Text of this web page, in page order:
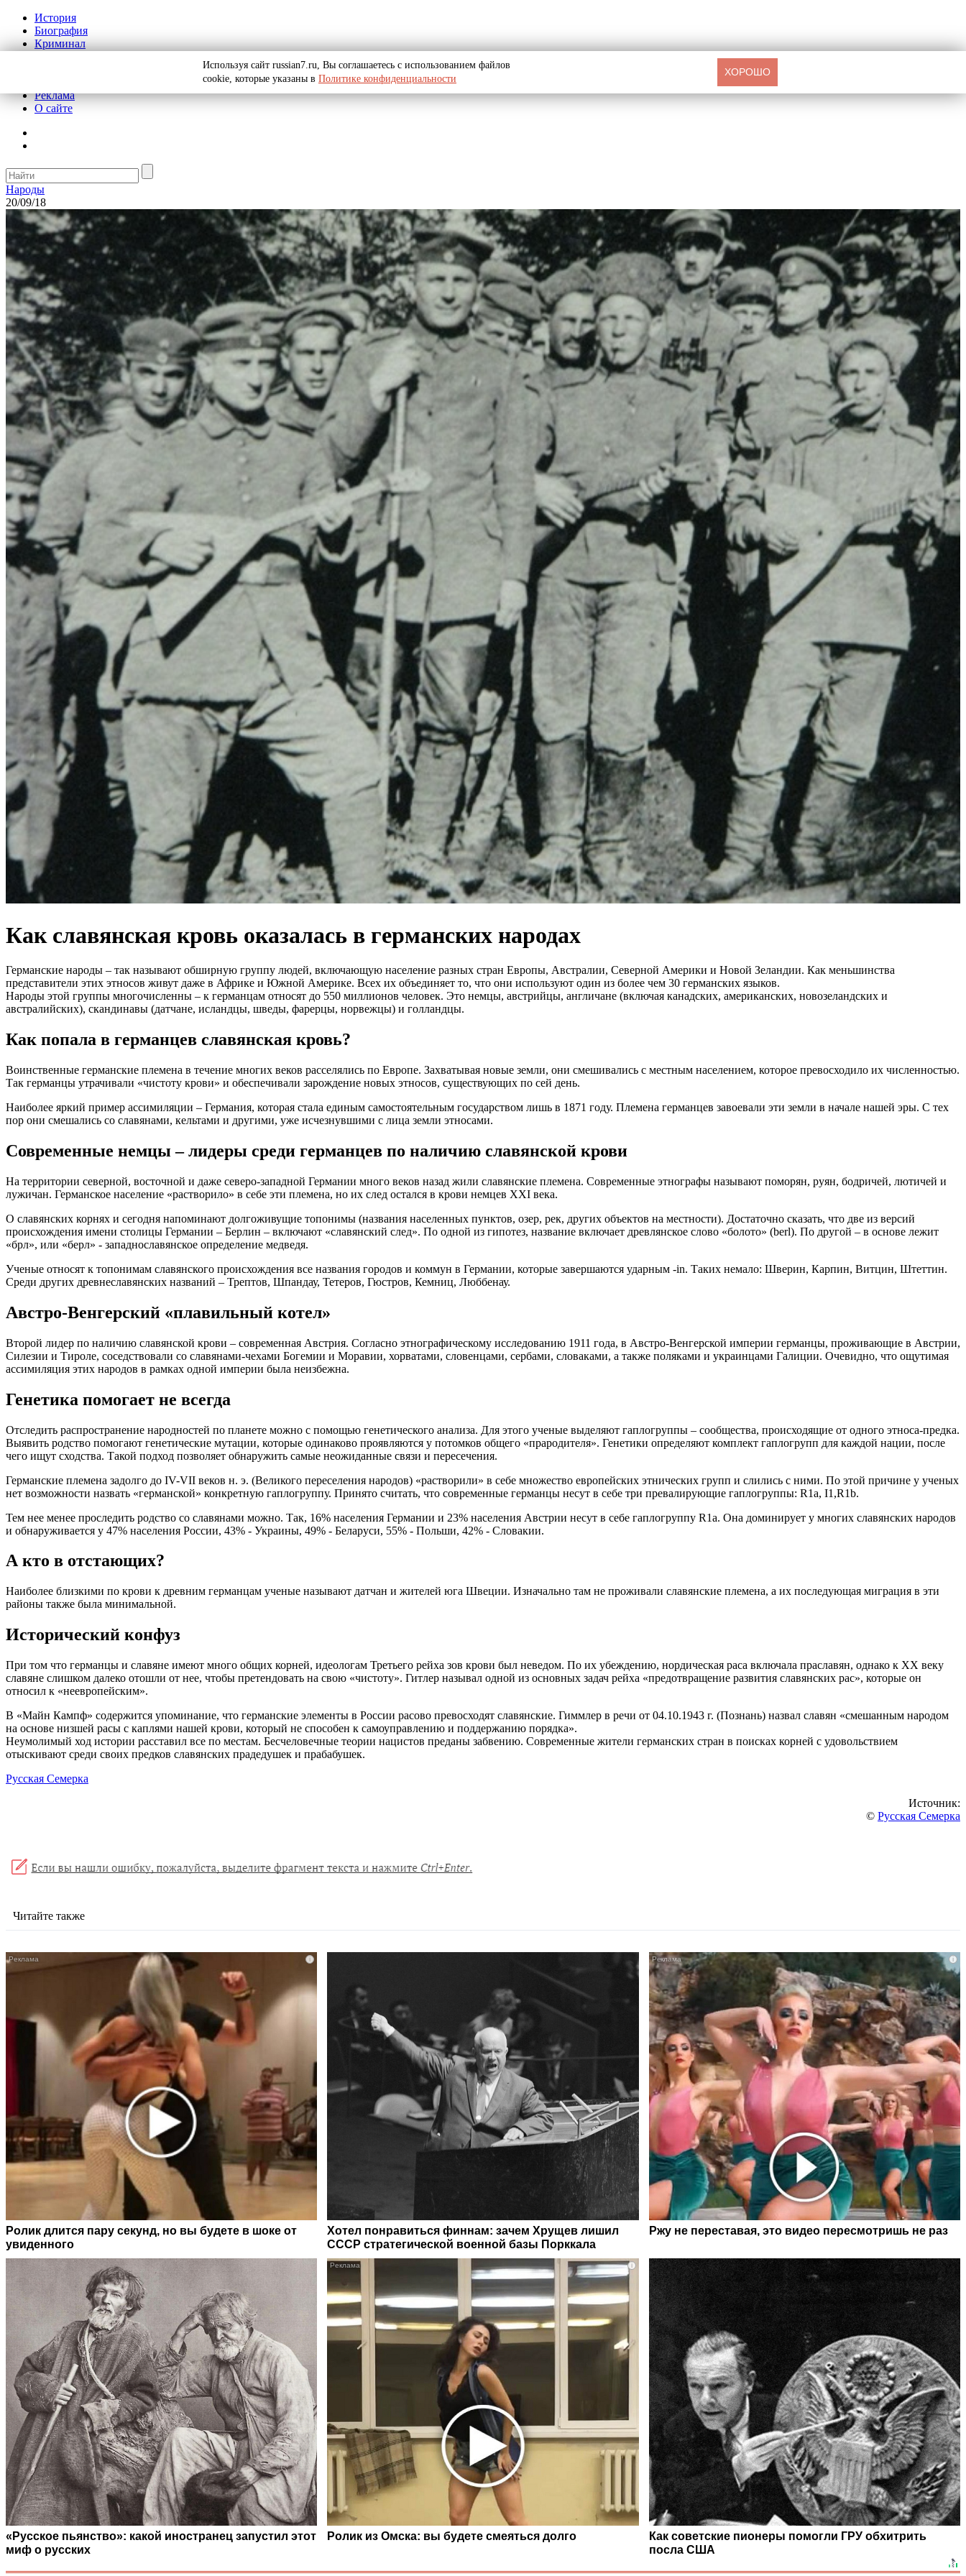
История
Биография
Криминал
Реклама
О сайте
Народы
20/09/18
Как славянская кровь оказалась в германских народах
Германские народы – так называют обширную группу людей, включающую население разных стран Европы, Австралии, Северной Америки и Новой Зеландии. Как меньшинства
представители этих этносов живут даже в Африке и Южной Америке. Всех их объединяет то, что они используют один из более чем 30 германских языков.
Народы этой группы многочисленны – к германцам относят до 550 миллионов человек. Это немцы, австрийцы, англичане (включая канадских, американских, новозеландских и
австралийских), скандинавы (датчане, исландцы, шведы, фарерцы, норвежцы) и голландцы.
Как попала в германцев славянская кровь?
Воинственные германские племена в течение многих веков расселялись по Европе. Захватывая новые земли, они смешивались с местным населением, которое превосходило их численностью.
Так германцы утрачивали «чистоту крови» и обеспечивали зарождение новых этносов, существующих по сей день.
Наиболее яркий пример ассимиляции – Германия, которая стала единым самостоятельным государством лишь в 1871 году. Племена германцев завоевали эти земли в начале нашей эры. С тех
пор они смешались со славянами, кельтами и другими, уже исчезнувшими с лица земли этносами.
Современные немцы – лидеры среди германцев по наличию славянской крови
На территории северной, восточной и даже северо-западной Германии много веков назад жили славянские племена. Современные этнографы называют поморян, руян, бодричей, лютичей и
лужичан. Германское население «растворило» в себе эти племена, но их след остался в крови немцев XXI века.
О славянских корнях и сегодня напоминают долгоживущие топонимы (названия населенных пунктов, озер, рек, других объектов на местности). Достаточно сказать, что две из версий
происхождения имени столицы Германии – Берлин – включают «славянский след». По одной из гипотез, название включает древлянское слово «болото» (berl). По другой – в основе лежит
«брл», или «берл» - западнославянское определение медведя.
Ученые относят к топонимам славянского происхождения все названия городов и коммун в Германии, которые завершаются ударным -in. Таких немало: Шверин, Карпин, Витцин, Штеттин.
Среди других древнеславянских названий – Трептов, Шпандау, Тетеров, Гюстров, Кемниц, Люббенау.
Австро-Венгерский «плавильный котел»
Второй лидер по наличию славянской крови – современная Австрия. Согласно этнографическому исследованию 1911 года, в Австро-Венгерской империи германцы, проживающие в Австрии,
Силезии и Тироле, соседствовали со славянами-чехами Богемии и Моравии, хорватами, словенцами, сербами, словаками, а также поляками и украинцами Галиции. Очевидно, что ощутимая
ассимиляция этих народов в рамках одной империи была неизбежна.
Генетика помогает не всегда
Отследить распространение народностей по планете можно с помощью генетического анализа. Для этого ученые выделяют гаплогруппы – сообщества, происходящие от одного этноса-предка.
Выявить родство помогают генетические мутации, которые одинаково проявляются у потомков общего «прародителя». Генетики определяют комплект гаплогрупп для каждой нации, после
чего ищут сходства. Такой подход позволяет обнаружить самые неожиданные связи и пересечения.
Германские племена задолго до IV-VII веков н. э. (Великого переселения народов) «растворили» в себе множество европейских этнических групп и слились с ними. По этой причине у ученых
нет возможности назвать «германской» конкретную гаплогруппу. Принято считать, что современные германцы несут в себе три превалирующие гаплогруппы: R1a, I1,R1b.
Тем нее менее проследить родство со славянами можно. Так, 16% населения Германии и 23% населения Австрии несут в себе гаплогруппу R1a. Она доминирует у многих славянских народов
и обнаруживается у 47% населения России, 43% - Украины, 49% - Беларуси, 55% - Польши, 42% - Словакии.
А кто в отстающих?
Наиболее близкими по крови к древним германцам ученые называют датчан и жителей юга Швеции. Изначально там не проживали славянские племена, а их последующая миграция в эти
районы также была минимальной.
Исторический конфуз
При том что германцы и славяне имеют много общих корней, идеологам Третьего рейха зов крови был неведом. По их убеждению, нордическая раса включала праславян, однако к ХХ веку
славяне слишком далеко отошли от нее, чтобы претендовать на свою «чистоту». Гитлер называл одной из основных задач рейха «предотвращение развития славянских рас», которые он
относил к «неевропейским».
В «Майн Кампф» содержится упоминание, что германские элементы в России расово превосходят славянские. Гиммлер в речи от 04.10.1943 г. (Познань) назвал славян «смешанным народом
на основе низшей расы с каплями нашей крови, который не способен к самоуправлению и поддержанию порядка».
Неумолимый ход истории расставил все по местам. Бесчеловечные теории нацистов преданы забвению. Современные жители германских стран в поисках корней с удовольствием
отыскивают среди своих предков славянских прадедушек и прабабушек.
Русская Семерка
Источник:
© Русская Семерка
Читайте также
i
Ролик длится пару секунд, но вы будете в шоке от
увиденного
Хотел понравиться финнам: зачем Хрущев лишил
СССР стратегической военной базы Порккала
i
Ржу не переставая, это видео пересмотришь не раз
«Русское пьянство»: какой иностранец запустил этот
миф о русских
i
Ролик из Омска: вы будете смеяться долго
Как советские пионеры помогли ГРУ обхитрить
посла США
Используя сайт russian7.ru, Вы соглашаетесь с использованием файлов
cookie, которые указаны в Политике конфиденциальности
ХОРОШО